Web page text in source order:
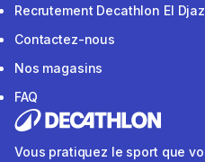
Recrutement Decathlon El
Contactez-nous
Nos magasins
FAQ
Vous pratiquez le sport que